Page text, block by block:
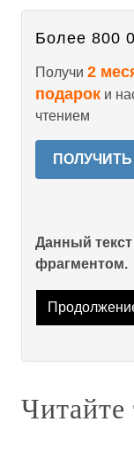
Более 800
Получи 2
подарок и
чтением
Данный
фрагментом.
Читайте